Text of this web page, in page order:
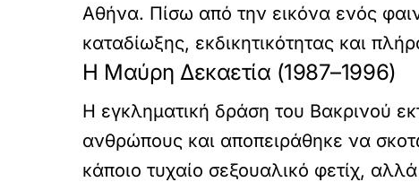
Αθήνα. Πίσω από την εικόνα ενός
καταδίωξης, εκδικητικότητας και
Η Μαύρη Δεκαετία (1987–1996)
Η εγκληματική δράση του Βακρινού
ανθρώπους και αποπειράθηκε να
κάποιο τυχαίο σεξουαλικό φετίχ,